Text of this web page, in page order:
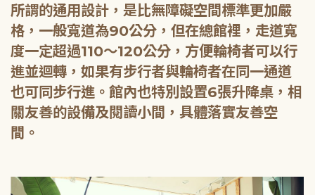
所謂的通用設計，是比無障礙空間標準更加嚴
格，一般寬道為90公分，但在總館裡，走道寬
度一定超過110～120公分，方便輪椅者可以行
進並迴轉，如果有步行者與輪椅者在同一通道
也可同步行進。館內也特別設置6張升降桌，相
關友善的設備及閱讀小間，具體落實友善空
間。